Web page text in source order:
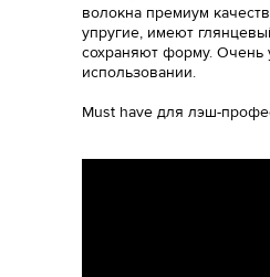
волокна премиум
упругие, имеют
сохраняют форму. Очень
использовании.
Must have для лэш-